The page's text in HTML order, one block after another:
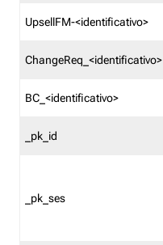
UpsellFM-<identificativo>
ChangeReq_<identificativo>
BC_<identificativo>
_pk_id
_pk_ses